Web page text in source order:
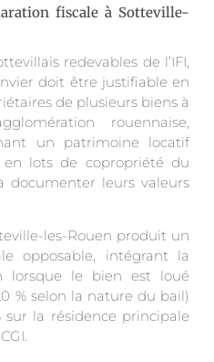
fiscale à Sotteville-
redevables de l’IFI,
doit être justifiable en
de plusieurs biens à
rouennaise,
un patrimoine locatif
en lots de copropriété du
documenter leurs valeurs
les-Rouen produit un
opposable, intégrant la
lorsque le bien est loué
% selon la nature du bail)
la résidence principale